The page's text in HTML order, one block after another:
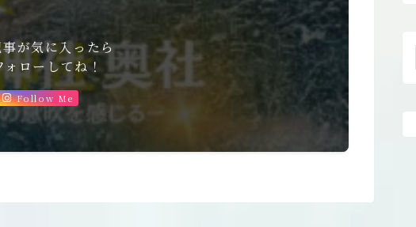
が気に入ったら
ローしてね！
Follow Me